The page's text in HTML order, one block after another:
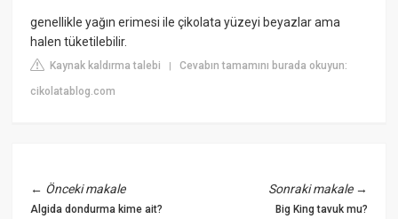
genellikle yağın erimesi ile çikolata yüzeyi beyazlar ama
halen tüketilebilir.
Kaynak kaldırma talebi |Cevabın tamamını burada okuyun:
cikolatablog.com
← Önceki makale
Algida dondurma kime ait?
Sonraki makale→
Big King tavuk mu?